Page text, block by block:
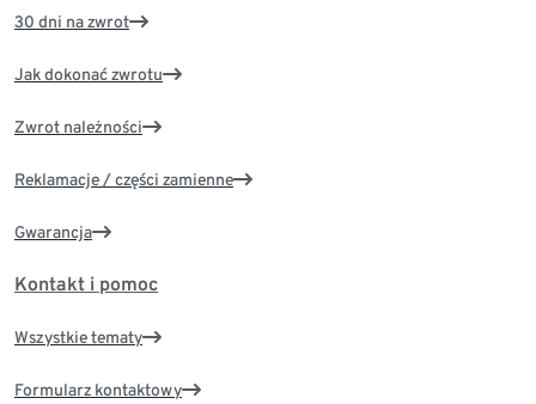
30 dni na zwrot
Jak dokonać zwrotu
Zwrot należności
Reklamacje / części zamienne
Gwarancja
Kontakt i pomoc
Wszystkie tematy
Formularz kontaktowy